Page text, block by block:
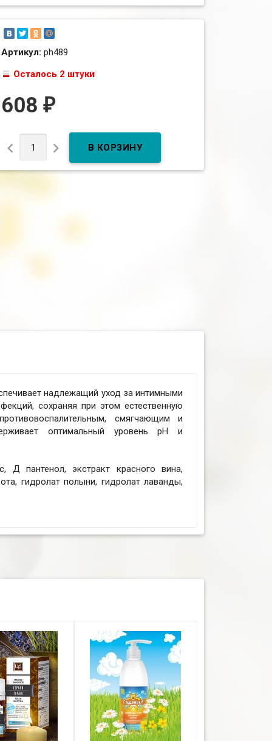
Артикул:ph489
Осталось 2 штуки
608₽
 
надлежащий уход за интимными
сохраняя при этом естественную
смягчающим и
оптимальный уровень рН и
Д пантенол, экстракт красного вина,
гидролат полыни, гидролат лаванды,